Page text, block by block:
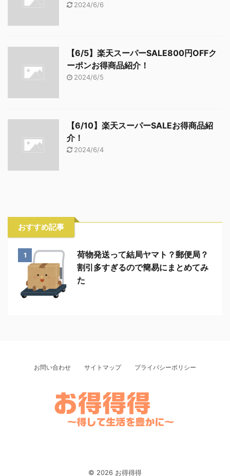
2024/6/6
【6/5】楽天スーパーSALE800円OFFク
ーポンお得商品紹介！
2024/6/5
【6/10】楽天スーパーSALEお得商品紹
介！
2024/6/4
おすすめ記事
1
荷物発送って結局ヤマト？郵便局？
割引多すぎるので簡易にまとめてみ
た
お問い合わせ サイトマップ プライバシーポリシー
© 2026 お得得得